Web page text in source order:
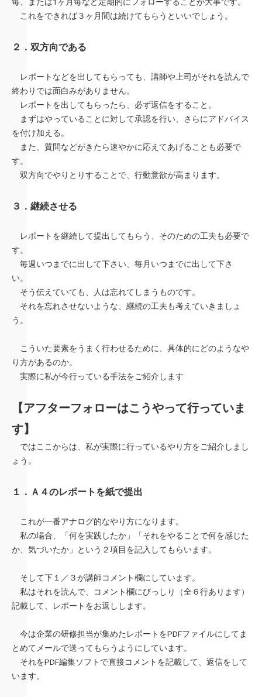
これをできれば３ヶ月間は続けてもらうといいでしょう。
２．双方向である
レポートなどを出してもらっても、講師や上司がそれを読んで
終わりでは面白みがありません。
レポートを出してもらったら、必ず返信をすること。
まずはやっていることに対して承認を行い、さらにアドバイス
を付け加える。
また、質問などがきたら速やかに応えてあげることも必要で
す。
双方向でやりとりすることで、行動意欲が高まります。
３．継続させる
レポートを継続して提出してもらう、そのための工夫も必要で
す。
毎週いつまでに出して下さい、毎月いつまでに出して下さ
い。
そう伝えていても、人は忘れてしまうものです。
それを忘れさせないような、継続の工夫も考えていきましょ
う。
こういた要素をうまく行わせるために、具体的にどのようなや
り方があるのか。
実際に私が今行っている手法をご紹介します
【アフターフォローはこうやって行っていま
す】
ではここからは、私が実際に行っているやり方をご紹介しまし
ょう。
１．Ａ４のレポートを紙で提出
これが一番アナログ的なやり方になります。
私の場合、「何を実践したか」「それをやることで何を感じた
か、気づいたか」という２項目を記入してもらいます。
そして下１／３が講師コメント欄にしています。
私はそれを読んで、コメント欄にびっしり（全６行あります）
記載して、レポートをお返しします。
今は企業の研修担当が集めたレポートをPDFファイルにしてま
とめてメールで送ってもらうようにしています。
それをPDF編集ソフトで直接コメントを記載して、返信をして
います。